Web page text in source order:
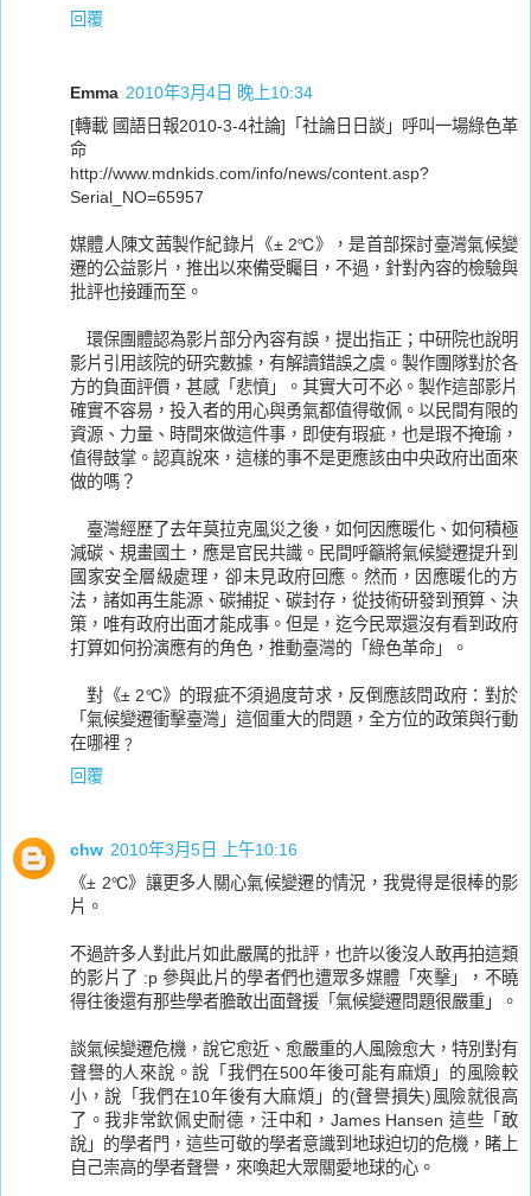
回覆
Emma 2010年3月4日 晚上10:34
[轉載 國語日報2010-3-4社論]「社論日日談」呼叫一場綠色革
命
http://www.mdnkids.com/info/news/content.asp?
Serial_NO=65957
媒體人陳文茜製作紀錄片《± 2℃》，是首部探討臺灣氣候變
遷的公益影片，推出以來備受矚目，不過，針對內容的檢驗與
批評也接踵而至。
環保團體認為影片部分內容有誤，提出指正；中研院也說明
影片引用該院的研究數據，有解讀錯誤之虞。製作團隊對於各
方的負面評價，甚感「悲憤」。其實大可不必。製作這部影片
確實不容易，投入者的用心與勇氣都值得敬佩。以民間有限的
資源、力量、時間來做這件事，即使有瑕疵，也是瑕不掩瑜，
值得鼓掌。認真說來，這樣的事不是更應該由中央政府出面來
做的嗎？
臺灣經歷了去年莫拉克風災之後，如何因應暖化、如何積極
減碳、規畫國土，應是官民共識。民間呼籲將氣候變遷提升到
國家安全層級處理，卻未見政府回應。然而，因應暖化的方
法，諸如再生能源、碳捕捉、碳封存，從技術研發到預算、決
策，唯有政府出面才能成事。但是，迄今民眾還沒有看到政府
打算如何扮演應有的角色，推動臺灣的「綠色革命」。
對《± 2℃》的瑕疵不須過度苛求，反倒應該問政府：對於
「氣候變遷衝擊臺灣」這個重大的問題，全方位的政策與行動
在哪裡﹖
回覆
chw 2010年3月5日 上午10:16
《± 2℃》讓更多人關心氣候變遷的情況，我覺得是很棒的影
片。
不過許多人對此片如此嚴厲的批評，也許以後沒人敢再拍這類
的影片了 :p 參與此片的學者們也遭眾多媒體「夾擊」，不曉
得往後還有那些學者膽敢出面聲援「氣候變遷問題很嚴重」。
談氣候變遷危機，說它愈近、愈嚴重的人風險愈大，特別對有
聲譽的人來說。說「我們在500年後可能有麻煩」的風險較
小，說「我們在10年後有大麻煩」的(聲譽損失)風險就很高
了。我非常欽佩史耐德，汪中和，James Hansen 這些「敢
說」的學者門，這些可敬的學者意識到地球迫切的危機，睹上
自己崇高的學者聲譽，來喚起大眾關愛地球的心。